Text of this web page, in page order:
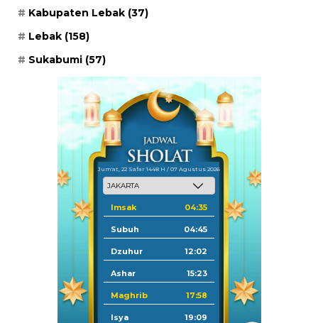
Kabupaten Lebak (37)
Lebak (158)
Sukabumi (57)
Jum'at, 22 Safar 1448 H / 07 Agustus 2026
Imsak 04:35
Subuh 04:45
Dzuhur 12:02
Ashar 15:23
Maghrib 17:58
Isya 19:09